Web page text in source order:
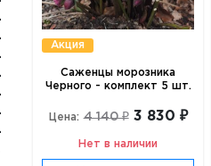
Акция
Саженцы морозника
Черного - комплект 5 шт.
Цена: 4 140 ₽ 3 830 ₽
Нет в наличии